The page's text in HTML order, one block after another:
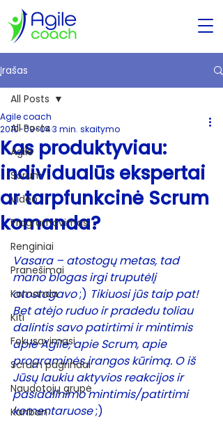
Įrašas
All Posts
Agile
Scrum
Video
Programavimas
Renginiai
Pranešimai
Komanda
Kiti
Fokusavimasi
Scrum pagrindai
Naudotojų grupė
Kanban
All Posts
Kas produktyviau:
individualūs ekspertai
ar tarpfunkcinė Scrum
komanda?
Agile coach
2010-09-043 min. skaitymo
Vasara – atostogų metas, tad
mano blogas irgi truputėlį
atostogavo ;) Tikiuosi jūs taip pat!
Bet atėjo ruduo ir pradedu toliau
dalintis savo patirtimi ir mintimis
apie Agile, apie Scrum, apie
programinės įrangos kūrimą. O iš
Jūsų laukiu aktyvios reakcijos ir
pasidalinimo mintimis/patirtimi
komentaruose ;)